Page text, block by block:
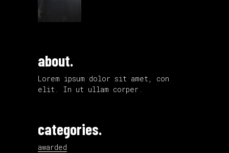
about.
Lorem ipsum dolor sit amet, con
elit. In ut ullam corper.
categories.
awarded